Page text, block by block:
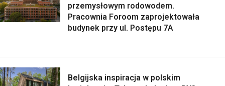
przemysłowym rodowodem.
Pracownia Foroom zaprojektowała
budynek przy ul. Postępu 7A
Belgijska inspiracja w polskim